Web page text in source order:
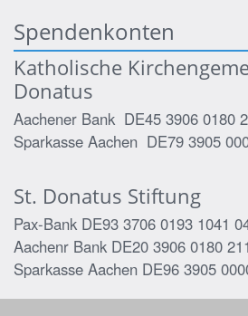
Spendenkonten
Katholische
Donatus
Aachener Bank DE45 3906 0180
Sparkasse Aachen DE79 3905
St. Donatus Stiftung
Pax-Bank DE93 3706 0193 1041
Aachenr Bank DE20 3906 0180
Sparkasse Aachen DE96 3905